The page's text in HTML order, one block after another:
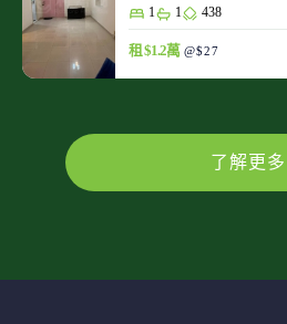
1 1 438
租 $1.2萬 @$27
了解更多